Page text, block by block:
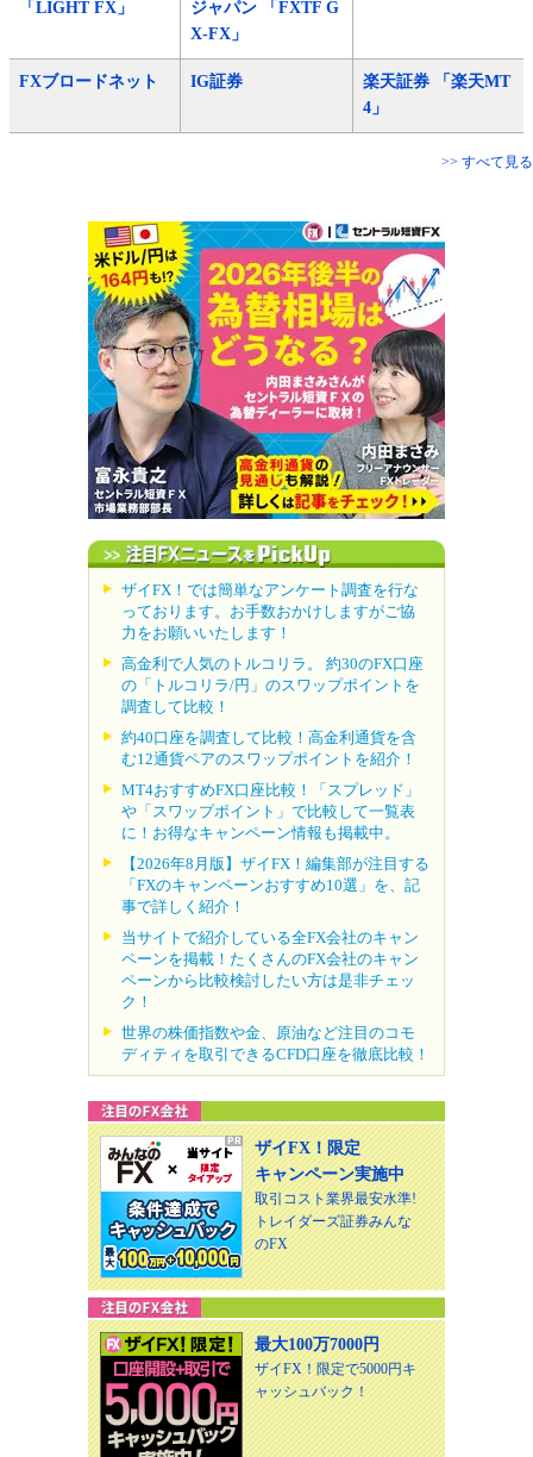
「LIGHT FX」
ジャパン 「FXTF G
X-FX」
FXブロードネット IG証券
楽天証券 「楽天MT
4」
>> すべて見る
ザイFX！では簡単なアンケート調査を行な
っております。お手数おかけしますがご協
力をお願いいたします！
高金利で人気のトルコリラ。 約30のFX口座
の「トルコリラ/円」のスワップポイントを
調査して比較！
約40口座を調査して比較！高金利通貨を含
む12通貨ペアのスワップポイントを紹介！
MT4おすすめFX口座比較！「スプレッド」
や「スワップポイント」で比較して一覧表
に！お得なキャンペーン情報も掲載中。
【2026年8月版】ザイFX！編集部が注目する
「FXのキャンペーンおすすめ10選」を、記
事で詳しく紹介！
当サイトで紹介している全FX会社のキャン
ペーンを掲載！たくさんのFX会社のキャン
ペーンから比較検討したい方は是非チェッ
ク！
世界の株価指数や金、原油など注目のコモ
ディティを取引できるCFD口座を徹底比較！
ザイFX！限定
キャンペーン実施中
取引コスト業界最安水準!
トレイダーズ証券みんな
のFX
最大100万7000円
ザイFX！限定で5000円キ
ャッシュバック！